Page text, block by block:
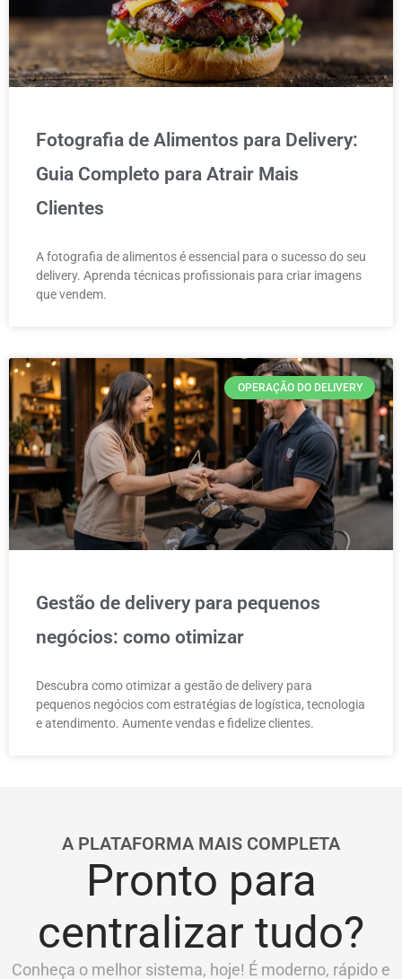
Fotografia de Alimentos para Delivery:
Guia Completo para Atrair Mais
Clientes
A fotografia de alimentos é essencial para o sucesso do seu
delivery. Aprenda técnicas profissionais para criar imagens
que vendem.
OPERAÇÃO DO DELIVERY
Gestão de delivery para pequenos
negócios: como otimizar
Descubra como otimizar a gestão de delivery para
pequenos negócios com estratégias de logística, tecnologia
e atendimento. Aumente vendas e fidelize clientes.
A PLATAFORMA MAIS COMPLETA
Pronto para
centralizar tudo?
Conheça o melhor sistema, hoje! É moderno, rápido e